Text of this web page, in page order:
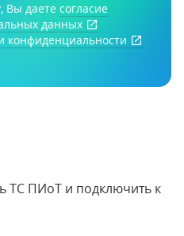
Вы даете согласие
данных
конфиденциальности
ТС ПИоТ и подключить к